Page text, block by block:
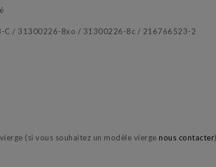
C / 31300226-8xo / 31300226-8c / 216766523-2
(si vous souhaitez un modèle vierge nous contacter)